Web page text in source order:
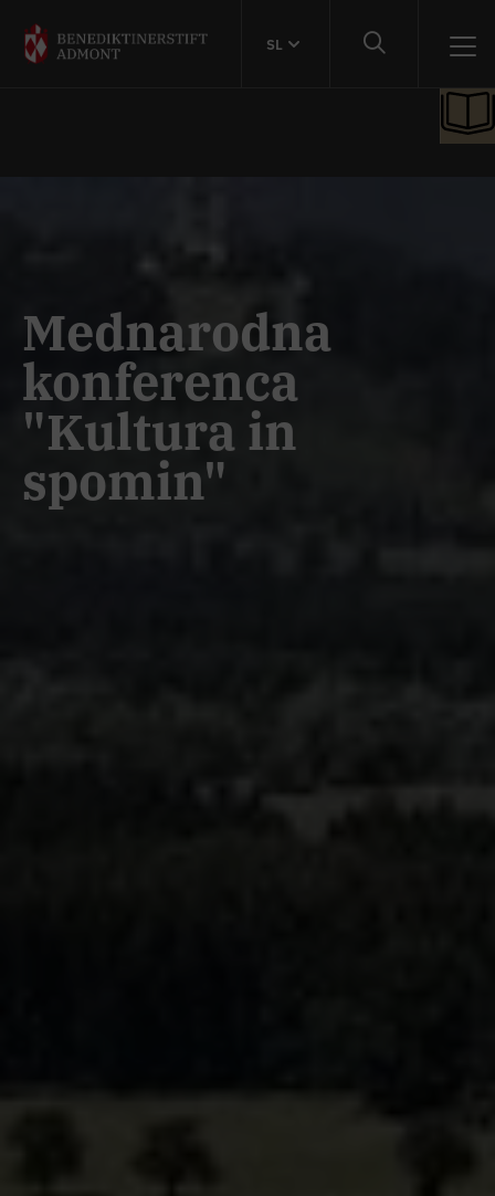
SL
Mednarodna
konferenca
"Kultura in
spomin"